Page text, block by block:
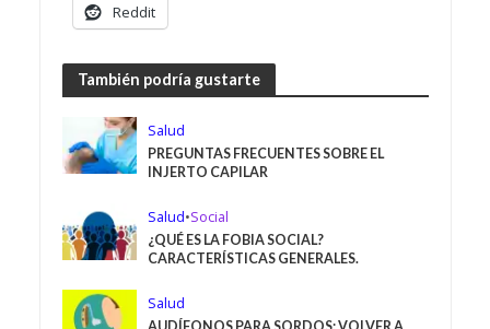
Reddit
También podría gustarte
Salud
PREGUNTAS FRECUENTES SOBRE EL
INJERTO CAPILAR
Salud•Social
¿QUÉ ES LA FOBIA SOCIAL?
CARACTERÍSTICAS GENERALES.
Salud